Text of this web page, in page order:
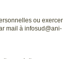
ou exercer
mail à infosud@ani-